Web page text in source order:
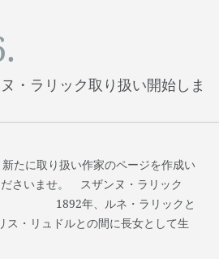
・ラリック取り扱い開始しま
たに取り扱い作家のページを作成い
さいませ。 スザンヌ・ラリック
年、ルネ・ラリックと
ス・リュドルとの間に長女として生